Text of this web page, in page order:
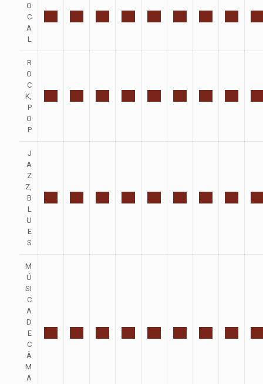
O
C
A
L
R
O
C
K,
P
O
P
J
A
Z
Z,
B
L
U
E
S
M
Ú
SI
C
A
D
E
C
Â
M
A